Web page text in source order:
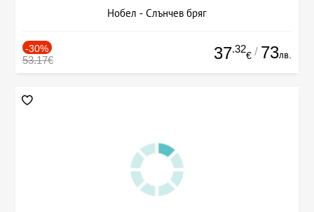
Нобел - Слънчев бряг
-30%
53.17€ 37.32
€ / 73лв.